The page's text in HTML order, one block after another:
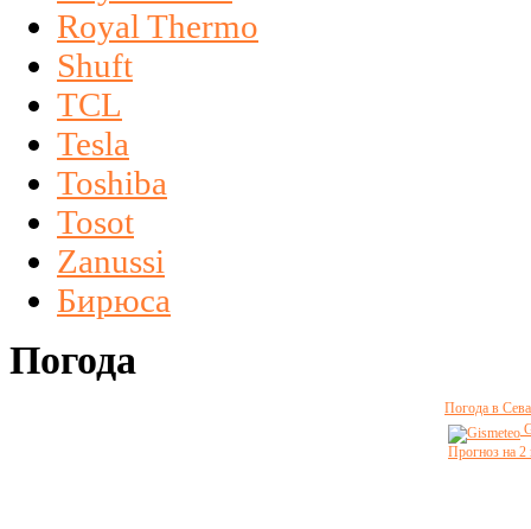
Royal Thermo
Shuft
TCL
Tesla
Toshiba
Tosot
Zanussi
Бирюса
Погода
Погода в
Прогноз на 2